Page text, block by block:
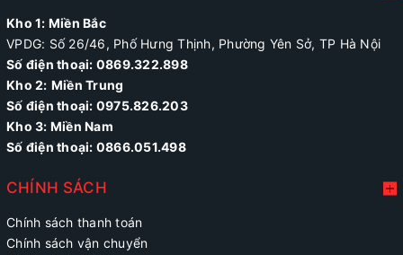
Kho 1: Miền Bắc
VPDG: Số 26/46, Phố Hưng Thịnh, Phường Yên Sở, TP Hà Nội
Số điện thoại: 0869.322.898
Kho 2: Miền Trung
Số điện thoại: 0975.826.203
Kho 3: Miền Nam
Số điện thoại: 0866.051.498
CHÍNH SÁCH
Chính sách thanh toán
Chính sách vận chuyển